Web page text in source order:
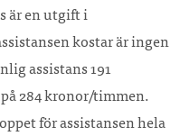
är en utgift i
kostar är ingen
assistans 191
284 kronor/timmen.
för assistansen hela